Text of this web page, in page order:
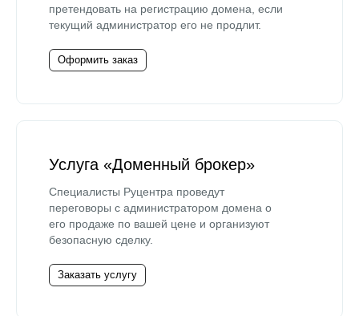
претендовать на регистрацию домена, если
текущий администратор его не продлит.
Оформить заказ
Услуга «Доменный брокер»
Специалисты Руцентра проведут
переговоры с администратором домена о
его продаже по вашей цене и организуют
безопасную сделку.
Заказать услугу